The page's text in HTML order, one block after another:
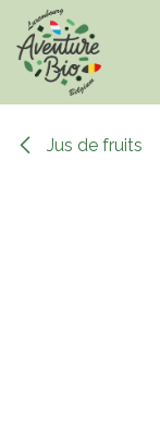
Se rendre au contenu
Jus de fruits